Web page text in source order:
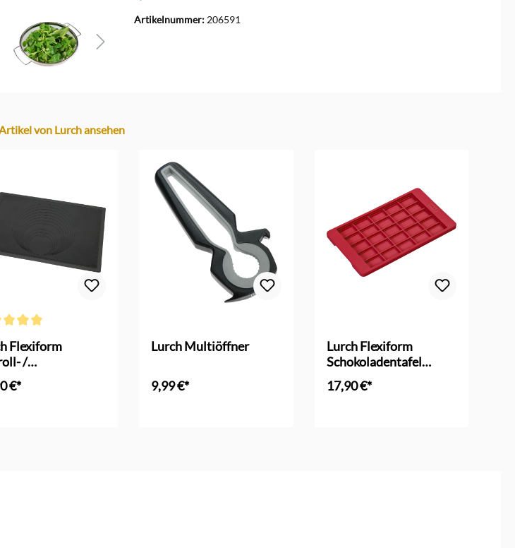
Artikelnummer: 206591
von Lurch ansehen
Flexiform
/
Silikon
€*
Lurch Multiöffner
9,99 €*
Lurch Flexiform
Schokoladentafel
klassik - Silikonform
17,90 €*